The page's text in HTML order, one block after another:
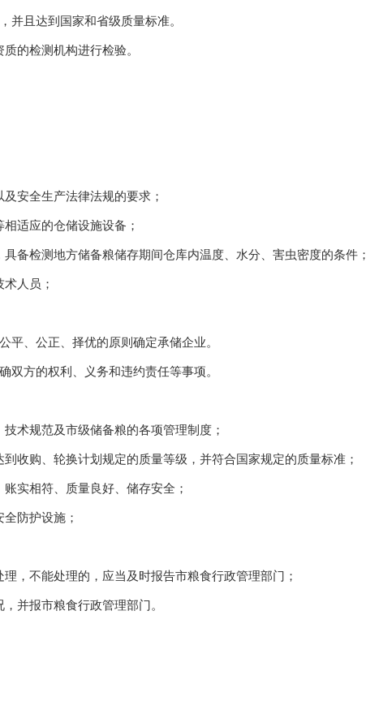
并且达到国家和省级质量标准。
的检测机构进行检验。
安全生产法律法规的要求；
适应的仓储设施设备；
备检测地方储备粮储存期间仓库内温度、水分、害虫密度的条件；
人员；
平、公正、择优的原则确定承储企业。
双方的权利、义务和违约责任等事项。
技术规范及市级储备粮的各项管理制度；
收购、轮换计划规定的质量等级，并符合国家规定的质量标准；
实相符、质量良好、储存安全；
防护设施；
，不能处理的，应当及时报告市粮食行政管理部门；
并报市粮食行政管理部门。